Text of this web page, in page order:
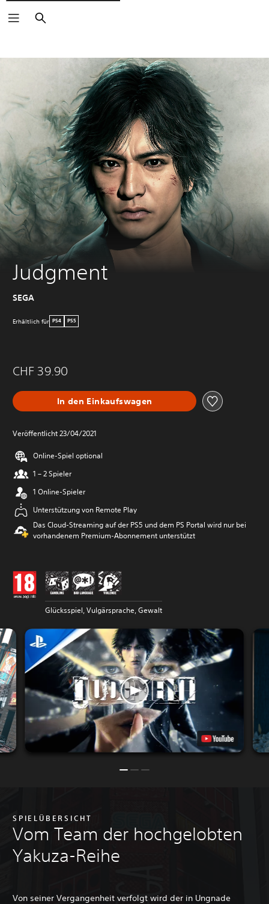
Suchen
Judgment
SEGA
Erhältlich für PS4 PS5
CHF 39.90
In den Einkaufswagen
Veröffentlicht 23/04/2021
Online-Spiel optional
1 – 2 Spieler
1 Online-Spieler
Unterstützung von Remote Play
Das Cloud-Streaming auf der PS5 und dem PS Portal wird nur bei
vorhandenem Premium-Abonnement unterstützt
Glücksspiel, Vulgärsprache, Gewalt
SPIELÜBERSICHT
Vom Team der hochgelobten
Yakuza-Reihe
Von seiner Vergangenheit verfolgt wird der in Ungnade